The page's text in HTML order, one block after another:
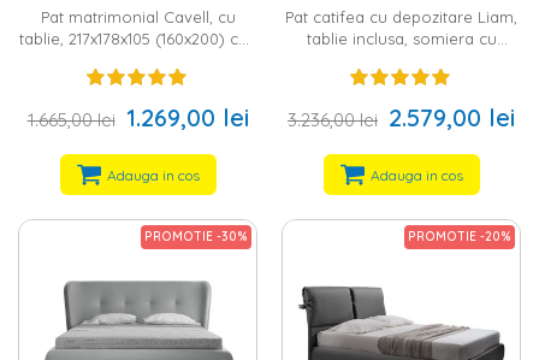
de gasca sau spuma. In ceea ce priveste gama de saltele, ai la
dispozitie atat modele cu arcuri, cat si modele cu spuma.
Pat matrimonial Cavell, cu
tablie, 217x178x105 (160x200) cm,
1.665,00 lei 1.269,00 lei
Adauga in cos
Pat catifea cu depozitare Liam,
tablie inclusa, somiera cu
220x190x128 (160x200) cm,
3.236,00 lei 2.579,00 lei
Adauga in cos
PROMOTIE -30% PROMOTIE -20%